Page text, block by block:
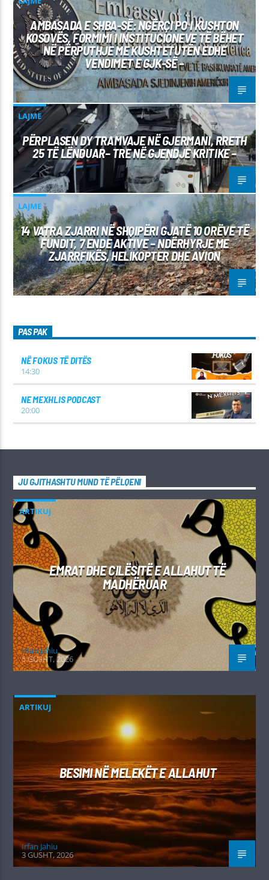
AMBASADA E SHBA-SË: NGËRÇI PO I KUSHTON
KOSOVËS, FORMIMI I INSTITUCIONEVE TË BËHET
NË PËRPUTHJE ME KUSHTETUTËN EDHE
VENDIMET E GJK-SË –
LAJME
PËRPLASEN DY TRAMVAJE NË GJERMANI, RRETH
25 TË LËNDUAR– TRE NË GJENDJE KRITIKE –
LAJME
14 VATRA ZJARRI NË SHQIPËRI GJATË 10 ORËVE TË
FUNDIT, 7 ENDE AKTIVE – NDËRHYRJE ME
ZJARRFIKËS, HELIKOPTER DHE AVION
PAS PAK
NË FOKUS TË DITËS
14:30
NE MEXHLIS PODCAST
20:00
JU GJITHASHTU MUND TË PËLQENI
ARTIKUJ
EMRAT DHE CILËSITË E ALLAHUT TË
MADHËRUAR
Irfan Jahiu
5 GUSHT, 2026
ARTIKUJ
BESIMI NË MELEKËT E ALLAHUT
Irfan Jahiu
3 GUSHT, 2026